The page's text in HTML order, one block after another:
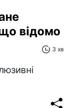
відомо
3 хв